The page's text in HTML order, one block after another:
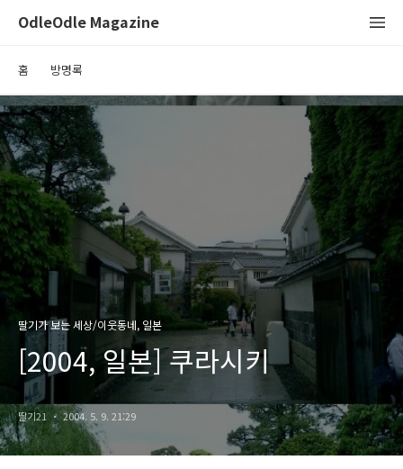
OdleOdle Magazine
홈 방명록
딸기가 보는 세상/이웃동네, 일본
[2004, 일본] 쿠라시키
딸기21 2004. 5. 9. 21:29